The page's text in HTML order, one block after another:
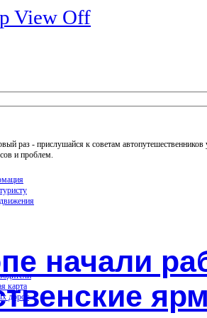
View Off
карта
дорог
раз - прислушайся к советам
и проблем.
начали